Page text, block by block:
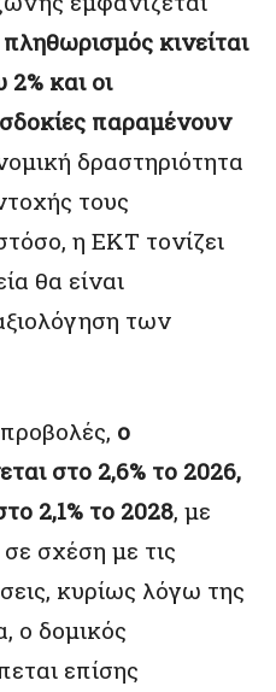
κινείται
και οι
παραμένουν
δραστηριότητα
τους
η ΕΚΤ τονίζει
θα είναι
των
ο
στο 2,6% το 2026,
2,1% το 2028, με
σχέση με τις
κυρίως λόγω της
ο δομικός
επίσης